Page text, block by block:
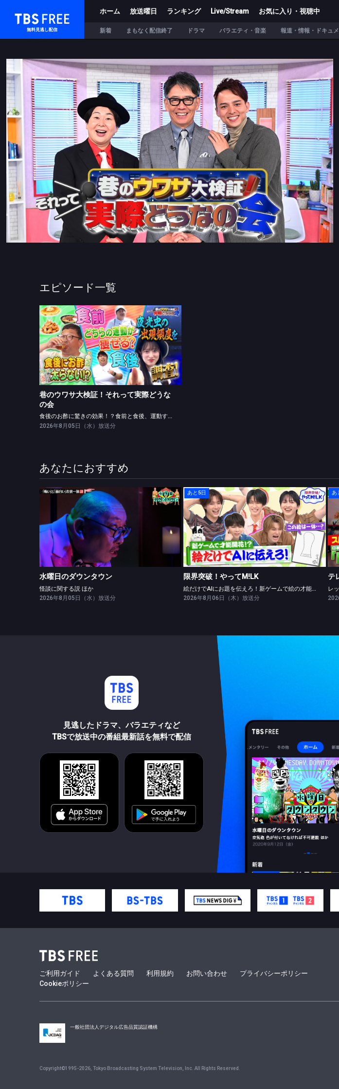
TBS FREE
無料見逃し配信
ホーム 放送曜日 ランキング Live/Stream お気に入り・視聴中
新着 まもなく配信終了 ドラマ バラエティ・音楽 報道・情報・ドキュ
エピソード一覧
巷のウワサ大検証！それって実際どうなの会
食後のお酢に驚きの効果！？食前と食後、運動するなら？
巷のウワサ大検証！それって実際どうな
の会
食後のお酢に驚きの効果！？食前と食後、運動するなら？
2026年8月05日（水）放送分
あなたにおすすめ
水曜日のダウンタウン
怪談に関する説 ほか
水曜日のダウンタウン
怪談に関する説 ほか
2026年8月05日（水）放送分
あと5日
限界突破！やってM!LK
絵だけでAIにお題を伝えろ！新ゲームで絵の才能開花！？
限界突破！やってM!LK
絵だけでAIにお題を伝えろ！新ゲームで絵の才能開花！？
2026年8月06日（木）放送分
あ
テ
見逃したドラマ、バラエティなど
TBSで放送中の番組最新話を無料で配信
ご利用ガイド よくある質問 利用規約 お問い合わせ
プライバシーポリシー
Cookieポリシー
一般社団法人デジタル広告品質認証機構
Copyright©1995-2026, Tokyo Broadcasting System Television, Inc. All Rights Reserved.